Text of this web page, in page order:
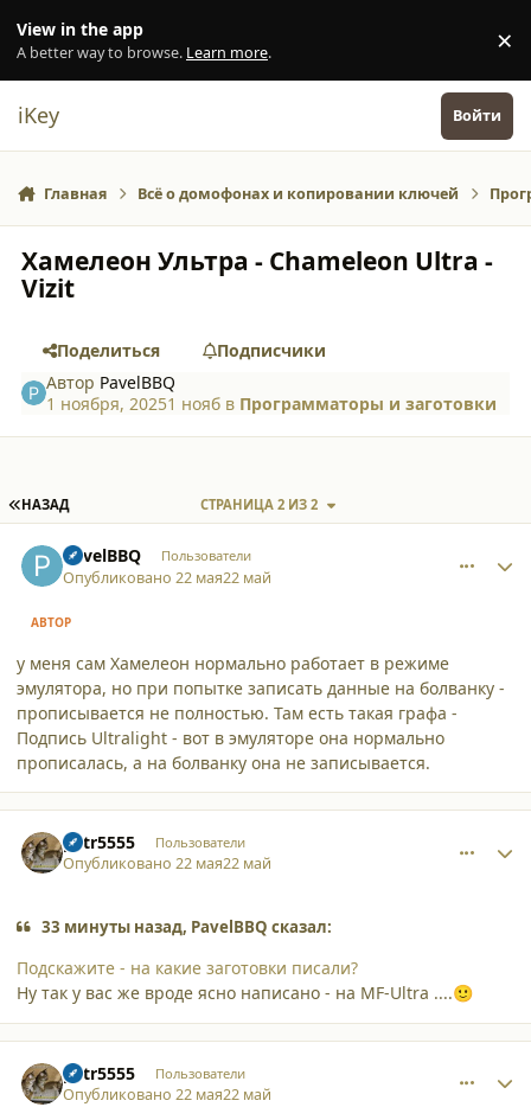
View in the app
A better way to browse. Learn more. ×
iKey Войти
Главная Всё о домофонах и копировании ключей
Хамелеон Ультра - Chameleon Ultra -
Vizit
Поделиться
Подписчики
Автор PavelBBQ
1 ноября, 20251 нояб в Программаторы и заготовки
ПЕРВАЯ СТРАНИЦА
НАЗАД СТРАНИЦА 2 ИЗ 2
PavelBBQ Пользователи
Опубликовано22 мая22 май
АВТОР
у меня сам Хамелеон нормально работает в режиме
эмулятора, но при попытке записать данные на болванку -
прописывается не полностью. Там есть такая графа -
Подпись Ultralight - вот в эмуляторе она нормально
прописалась, а на болванку она не записывается.
petr5555 Пользователи
Опубликовано22 мая22 май
33 минуты назад, PavelBBQ сказал:
Подскажите - на какие заготовки писали?
Ну так у вас же вроде ясно написано - на MF-Ultra ....🙂
petr5555 Пользователи
Опубликовано22 мая22 май